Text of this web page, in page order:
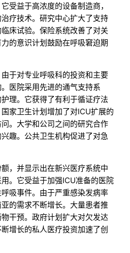
受益于高浓度的设备制造商，
疗技术。研究中心扩大了支持
床试验。保险系统改善了对关
的意识计划鼓励在呼吸窘迫期
于对专业呼吸科的投资和主要
医院采用先进的通气支持系
理。它获得了有利于循证疗法
家卫生计划增加了对ICU扩展的
。大学和公司之间的研究合作
趣。公共卫生机构促进了对急
，并显示出在新兴医疗系统中
。它受益于加强ICU准备的医院
吸事件。由于严重感染发病率
的需求不断增长。大量患者推
干预。政府计划扩大对欠发达
增长的私人医疗投资加速了创